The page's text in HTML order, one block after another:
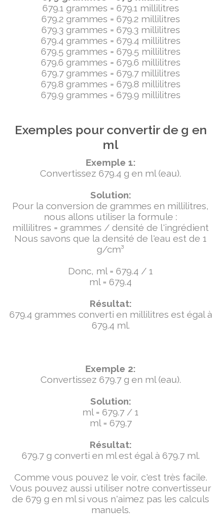
679.1 grammes = 679.1 millilitres
679.2 grammes = 679.2 millilitres
679.3 grammes = 679.3 millilitres
679.4 grammes = 679.4 millilitres
679.5 grammes = 679.5 millilitres
679.6 grammes = 679.6 millilitres
679.7 grammes = 679.7 millilitres
679.8 grammes = 679.8 millilitres
679.9 grammes = 679.9 millilitres
Exemples pour convertir de g en
ml
Exemple 1:
Convertissez 679.4 g en ml (eau).
Solution:
Pour la conversion de grammes en millilitres,
nous allons utiliser la formule :
millilitres = grammes / densité de l'ingrédient
Nous savons que la densité de l'eau est de 1
g/cm³
Donc, ml = 679.4 / 1
ml = 679.4
Résultat:
679.4 grammes converti en millilitres est égal à
679.4 ml.
Exemple 2:
Convertissez 679.7 g en ml (eau).
Solution:
ml = 679.7 / 1
ml = 679.7
Résultat:
679.7 g converti en ml est égal à 679.7 ml.
Comme vous pouvez le voir, c'est très facile.
Vous pouvez aussi utiliser notre convertisseur
de 679 g en ml si vous n'aimez pas les calculs
manuels.